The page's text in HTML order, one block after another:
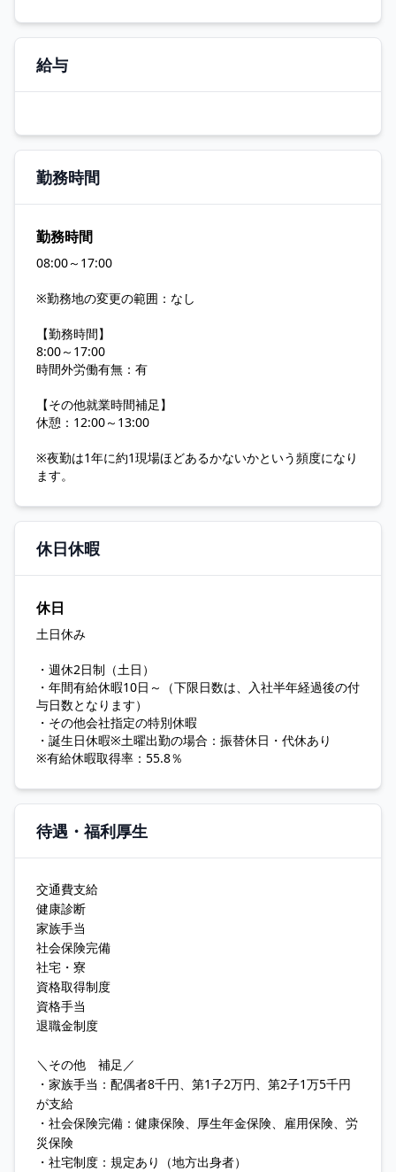
給与
勤務時間
勤務時間
08:00～17:00
※勤務地の変更の範囲：なし
【勤務時間】
8:00～17:00
時間外労働有無：有
【その他就業時間補足】
休憩：12:00～13:00
※夜勤は1年に約1現場ほどあるかないかという頻度になり
ます。
休日休暇
休日
土日休み
・週休2日制（土日）
・年間有給休暇10日～（下限日数は、入社半年経過後の付
与日数となります）
・その他会社指定の特別休暇
・誕生日休暇※土曜出勤の場合：振替休日・代休あり
※有給休暇取得率：55.8％
待遇・福利厚生
交通費支給
健康診断
家族手当
社会保険完備
社宅・寮
資格取得制度
資格手当
退職金制度
＼その他 補足／
・家族手当：配偶者8千円、第1子2万円、第2子1万5千円
が支給
・社会保険完備：健康保険、厚生年金保険、雇用保険、労
災保険
・社宅制度：規定あり（地方出身者）